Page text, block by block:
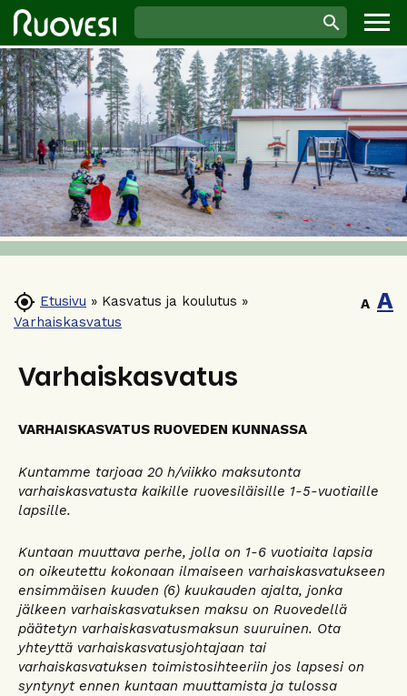
 Etusivu » Kasvatus ja koulutus »
Varhaiskasvatus
A A
Varhaiskasvatus
VARHAISKASVATUS RUOVEDEN KUNNASSA
Kuntamme tarjoaa 20 h/viikko maksutonta
varhaiskasvatusta kaikille ruovesiläisille 1-5-vuotiaille
lapsille.
Kuntaan muuttava perhe, jolla on 1-6 vuotiaita lapsia
on oikeutettu kokonaan ilmaiseen varhaiskasvatukseen
ensimmäisen kuuden (6) kuukauden ajalta, jonka
jälkeen varhaiskasvatuksen maksu on Ruovedellä
päätetyn varhaiskasvatusmaksun suuruinen. Ota
yhteyttä varhaiskasvatusjohtajaan tai
varhaiskasvatuksen toimistosihteeriin jos lapsesi on
syntynyt ennen kuntaan muuttamista ja tulossa